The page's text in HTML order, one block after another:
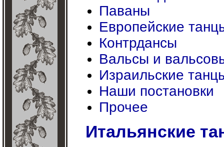
Паваны
Европейские
Контрдансы
Вальсы и
Израильские
Наши постановки
Прочее
Итальянские